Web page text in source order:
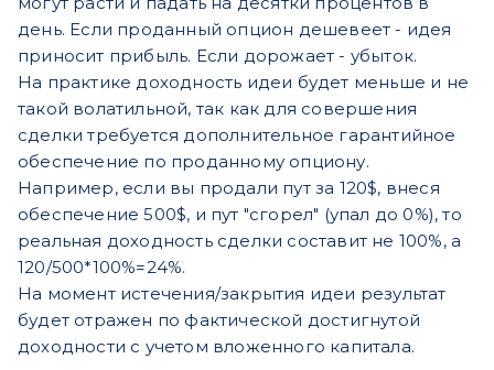
день. Если проданный опцион дешевеет - идея
приносит прибыль. Если дорожает - убыток.
На практике доходность идеи будет меньше и не
такой волатильной, так как для совершения
сделки требуется дополнительное гарантийное
обеспечение по проданному опциону.
Например, если вы продали пут за 120$, внеся
обеспечение 500$, и пут "сгорел" (упал до 0%), то
реальная доходность сделки составит не 100%, а
120/500*100%=24%.
На момент истечения/закрытия идеи результат
будет отражен по фактической достигнутой
доходности с учетом вложенного капитала.